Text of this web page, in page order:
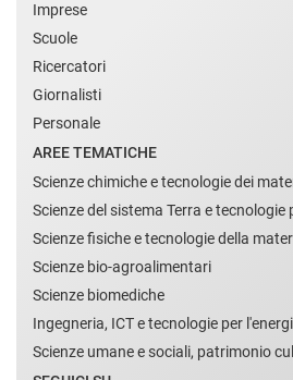
Imprese
Scuole
Ricercatori
Giornalisti
Personale
AREE TEMATICHE
Scienze chimiche e tecnologie dei
Scienze del sistema Terra e tecnologie
Scienze fisiche e tecnologie della
Scienze bio-agroalimentari
Scienze biomediche
Ingegneria, ICT e tecnologie per
Scienze umane e sociali, patrimonio